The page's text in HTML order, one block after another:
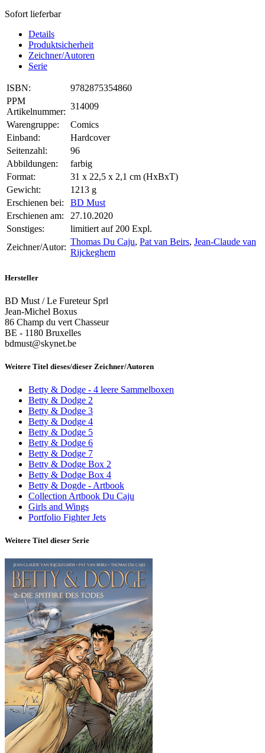
Sofort lieferbar
Details
Produktsicherheit
Zeichner/Autoren
Serie
ISBN:
9782875354860
PPM
Artikelnummer:
314009
Warengruppe:
Comics
Einband:
Hardcover
Seitenzahl:
96
Abbildungen:
farbig
Format:
31 x 22,5 x 2,1 cm (HxBxT)
Gewicht:
1213 g
Erschienen bei:
BD Must
Erschienen am:
27.10.2020
Sonstiges:
limitiert auf 200 Expl.
Zeichner/Autor:
Thomas Du Caju, Pat van Beirs, Jean-Claude van
Rijckeghem
Hersteller
BD Must / Le Fureteur Sprl
Jean-Michel Boxus
86 Champ du vert Chasseur
BE - 1180 Bruxelles
bdmust@skynet.be
Weitere Titel dieses/dieser Zeichner/Autoren
Betty & Dodge - 4 leere Sammelboxen
Betty & Dodge 2
Betty & Dodge 3
Betty & Dodge 4
Betty & Dodge 5
Betty & Dodge 6
Betty & Dodge 7
Betty & Dodge Box 2
Betty & Dodge Box 4
Betty & Dogde - Artbook
Collection Artbook Du Caju
Girls and Wings
Portfolio Fighter Jets
Weitere Titel dieser Serie